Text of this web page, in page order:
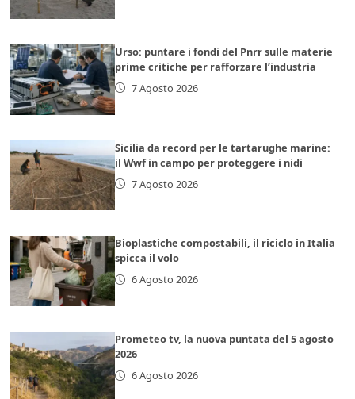
Urso: puntare i fondi del Pnrr sulle materie
prime critiche per rafforzare l’industria
7 Agosto 2026
Sicilia da record per le tartarughe marine:
il Wwf in campo per proteggere i nidi
7 Agosto 2026
Bioplastiche compostabili, il riciclo in Italia
spicca il volo
6 Agosto 2026
Prometeo tv, la nuova puntata del 5 agosto
2026
6 Agosto 2026